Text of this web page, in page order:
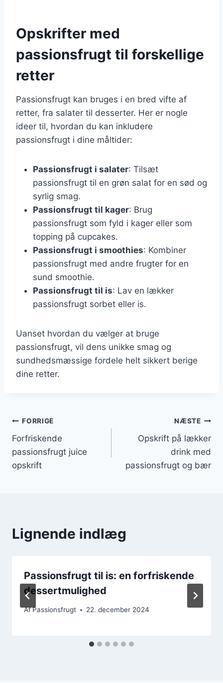
Opskrifter med
passionsfrugt til forskellige
retter
Passionsfrugt kan bruges i en bred vifte af
retter, fra salater til desserter. Her er nogle
ideer til, hvordan du kan inkludere
passionsfrugt i dine måltider:
Passionsfrugt i salater: Tilsæt
passionsfrugt til en grøn salat for en sød og
syrlig smag.
Passionsfrugt til kager: Brug
passionsfrugt som fyld i kager eller som
topping på cupcakes.
Passionsfrugt i smoothies: Kombiner
passionsfrugt med andre frugter for en
sund smoothie.
Passionsfrugt til is: Lav en lækker
passionsfrugt sorbet eller is.
Uanset hvordan du vælger at bruge
passionsfrugt, vil dens unikke smag og
sundhedsmæssige fordele helt sikkert berige
dine retter.
Indlægsnavigation
FORRIGE
Forfriskende
passionsfrugt juice
opskrift
NÆSTE
Opskrift på lækker
drink med
passionsfrugt og bær
Lignende indlæg
Passionsfrugt til is: en forfriskende
dessertmulighed
AfPassionsfrugt 22. december 2024